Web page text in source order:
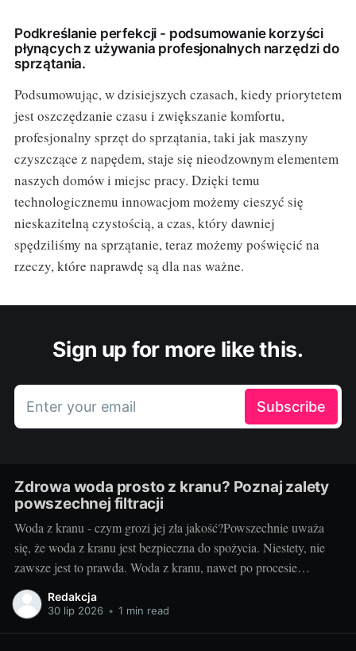
Podkreślanie perfekcji - podsumowanie korzyści
płynących z używania profesjonalnych narzędzi do
sprzątania.
Podsumowując, w dzisiejszych czasach, kiedy priorytetem
jest oszczędzanie czasu i zwiększanie komfortu,
profesjonalny sprzęt do sprzątania, taki jak maszyny
czyszczące z napędem, staje się nieodzownym elementem
naszych domów i miejsc pracy. Dzięki temu
technologicznemu innowacjom możemy cieszyć się
nieskazitelną czystością, a czas, który dawniej
spędziliśmy na sprzątanie, teraz możemy poświęcić na
rzeczy, które naprawdę są dla nas ważne.
Sign up for more like this.
Enter your email Subscribe
Zdrowa woda prosto z kranu? Poznaj zalety
powszechnej filtracji
Woda z kranu - czym grozi jej zła jakość?Powszechnie uważa
się, że woda z kranu jest bezpieczna do spożycia. Niestety, nie
zawsze jest to prawda. Woda z kranu, nawet po procesie
oczyszczania i uzdatniania, może zawierać szereg
niebezpiecznych substancji, takich jak metale ciężkie,
Redakcja
30 lip 2026 • 1 min read